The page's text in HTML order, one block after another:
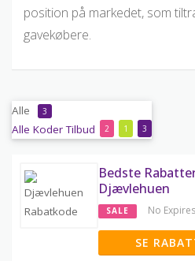
position på markedet, som
gavekøbere.
Alle 3
Alle 3
Koder 1
Tilbud 2
Bedste
Djævlehuen
SALE No Expires
SE